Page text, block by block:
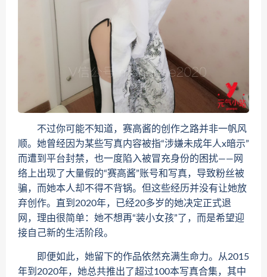
不过你可能不知道，赛高酱的创作之路并非一帆风
顺。她曾经因为某些写真内容被指“涉嫌未成年人x暗示”
而遭到平台封禁，也一度陷入被冒充身份的困扰——网
络上出现了大量假的“赛高酱”账号和写真，导致粉丝被
骗，而她本人却不得不背锅。但这些经历并没有让她放
弃创作。直到2020年，已经20多岁的她决定正式退
网，理由很简单：她不想再“装小女孩”了，而是希望迎
接自己新的生活阶段。
即便如此，她留下的作品依然充满生命力。从2015
年到2020年，她总共推出了超过100本写真合集，其中